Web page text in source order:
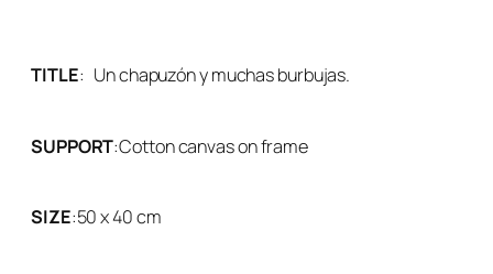
TITLE: Un chapuzón y muchas burbujas.
SUPPORT:Cotton canvas on frame
SIZE:50 x 40 cm